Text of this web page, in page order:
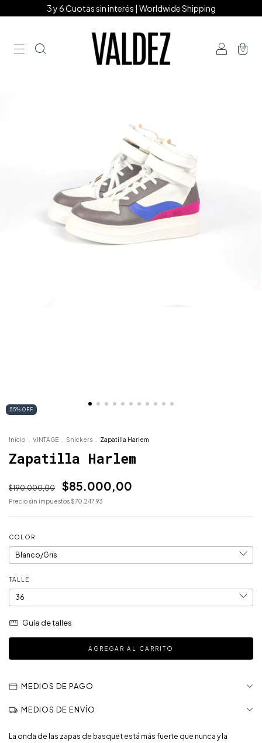
3 y 6 Cuotas sin interés | Worldwide Shipping
0
55% OFF
Inicio VINTAGE Snickers Zapatilla Harlem
Zapatilla Harlem
$190.000,00 $85.000,00
Precio sin impuestos $70.247,93
COLOR
TALLE
Guía de talles
MEDIOS DE PAGO
MEDIOS DE ENVÍO
La onda de las zapas de basquet está más fuerte que nunca y la